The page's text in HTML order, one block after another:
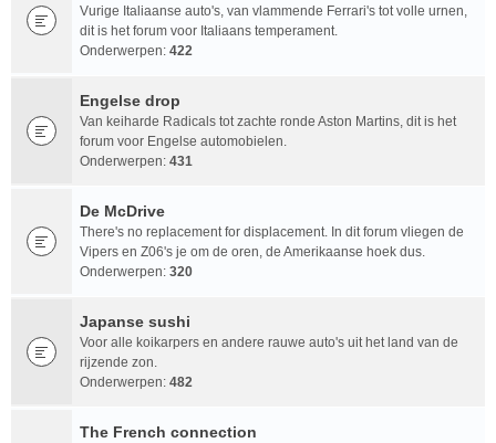
Vurige Italiaanse auto's, van vlammende Ferrari's tot volle urnen,
dit is het forum voor Italiaans temperament.
Onderwerpen: 422
Engelse drop
Van keiharde Radicals tot zachte ronde Aston Martins, dit is het
forum voor Engelse automobielen.
Onderwerpen: 431
De McDrive
There's no replacement for displacement. In dit forum vliegen de
Vipers en Z06's je om de oren, de Amerikaanse hoek dus.
Onderwerpen: 320
Japanse sushi
Voor alle koikarpers en andere rauwe auto's uit het land van de
rijzende zon.
Onderwerpen: 482
The French connection